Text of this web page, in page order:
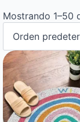
Mostrando 1–50